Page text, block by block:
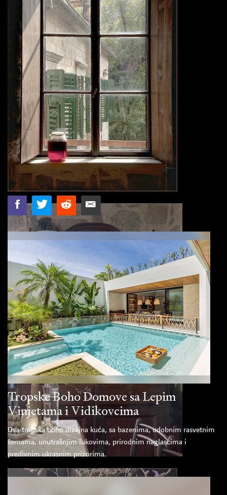
Tropske Boho Domove sa Lepim
Vinjetama i Vidikovcima
Dva tropska boho dizajna kuća, sa bazenima, udobnim rasvetnim
šemama, unutrašnjim lukovima, prirodnim naglascima i
predivnim ukrasnim prizorima.